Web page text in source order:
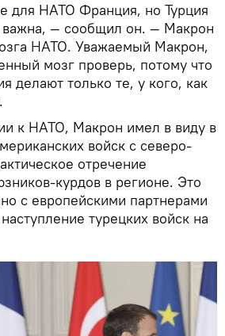
для НАТО Франция, но Турция
важна, — сообщил он. — Макрон
НАТО. Уважаемый Макрон,
мозг проверь, потому что
делают только те, у кого, как
к НАТО, Макрон имел в виду в
войск с северо-
отречение
курдов в регионе. Это
с европейскими партнерами
турецких войск на